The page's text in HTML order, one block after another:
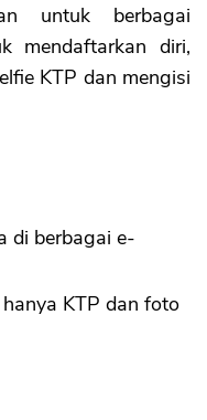
untuk berbagai
mendaftarkan diri,
KTP dan mengisi
di berbagai e-
KTP dan foto